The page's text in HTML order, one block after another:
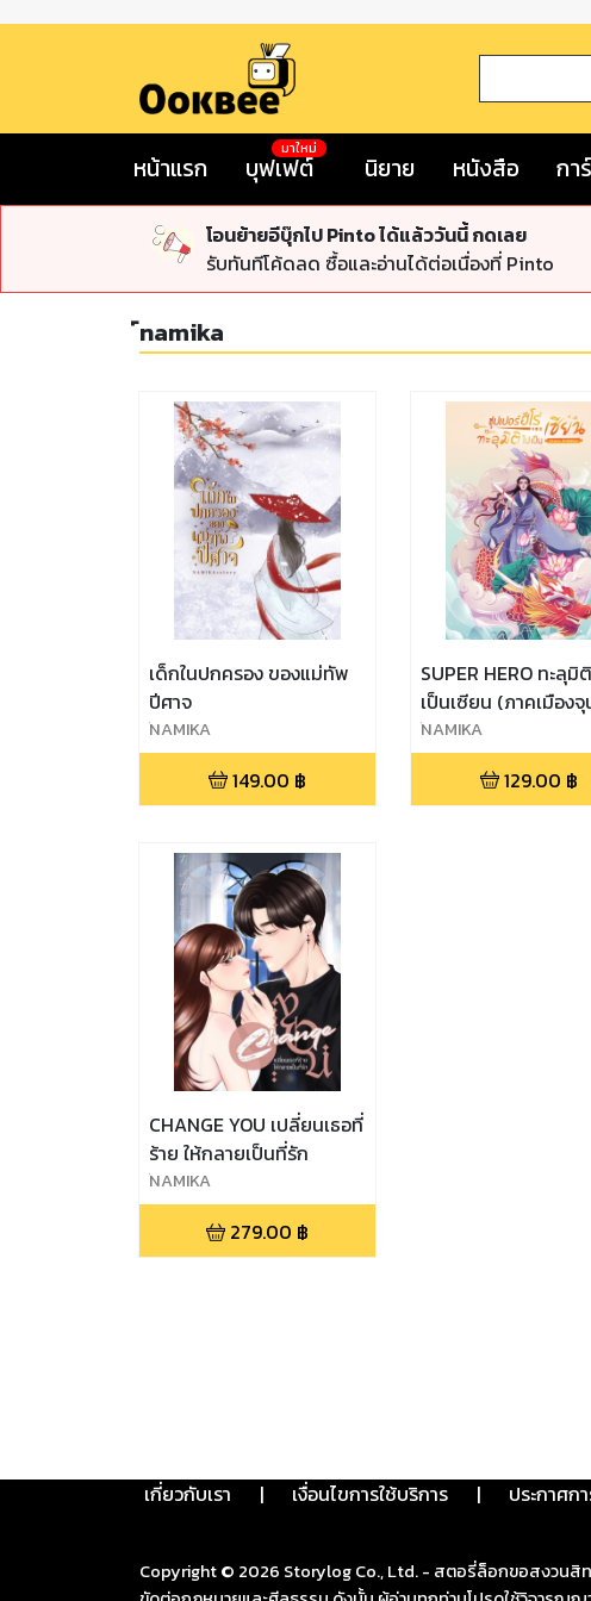
หน้าแรก บุฟเฟต์
มาใหม่
นิยาย หนังสือ กา
โอนย้ายอีบุ๊กไป Pinto ได้แล้ววันนี้ กดเลย
รับทันทีโค้ดลด ซื้อและอ่านได้ต่อเนื่องที่ Pinto
์namika
เด็กในปกครอง ของแม่ทัพ
ปีศาจ
์NAMIKA
149.00 ฿
SUPER HERO ทะลุมิ
เป็นเซียน (ภาคเมือง
์NAMIKA
129.00 ฿
CHANGE YOU เปลี่ยนเธอที่
ร้าย ให้กลายเป็นที่รัก
์NAMIKA
279.00 ฿
เกี่ยวกับเรา | เงื่อนไขการใช้บริการ | ประกาศก
Copyright © 2026 Storylog Co., Ltd. - สตอรี่ล็อกขอสงวนสิ